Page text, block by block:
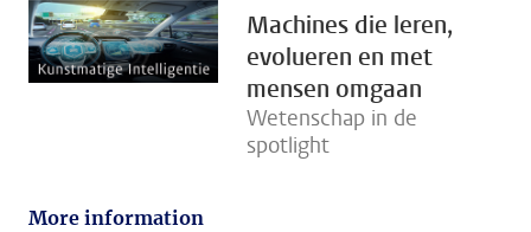
Machines die leren,
evolueren en met
mensen omgaan
Wetenschap in de
spotlight
More information